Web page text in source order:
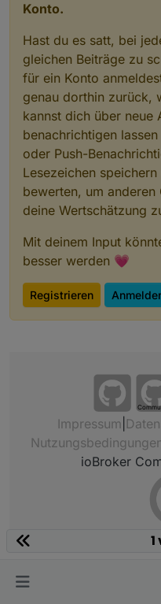
Konto.
Hast du es satt, bei
gleichen Beiträge zu
für ein Konto
genau dorthin zurück,
kannst dich über neue
benachrichtigen
oder Push-
Lesezeichen
bewerten, um
deine Wertschätzung
Mit deinem Input
besser werden 💗
Registrieren
Impressum
ioBroker
1